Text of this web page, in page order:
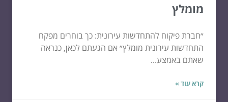
מומלץ
״חברת פיקוח להתחדשות עירונית: כך בוחרים מפקח
התחדשות עירונית מומלץ״ אם הגעתם לכאן, כנראה
שאתם באמצע...
קרא עוד »